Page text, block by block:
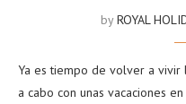
byROYAL
Ya es tiempo de volver a
a cabo con unas vacaciones